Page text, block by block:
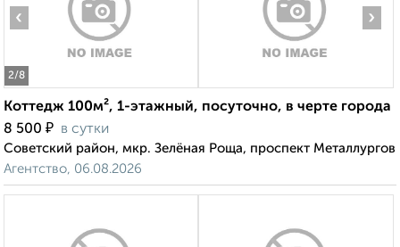
2/8
‹ ›
Коттедж 100м², 1-этажный, посуточно, в черте города
8 500 ₽ в сутки
Советский район, мкр. Зелёная Роща, проспект Металлургов
Агентство, 06.08.2026